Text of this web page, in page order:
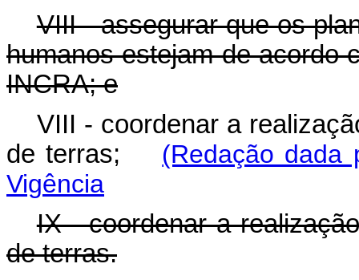
VIII - assegurar que os
humanos estejam de acordo
INCRA; e
VIII - coordenar a
de terras; (Redação dada
Vigência
IX - coordenar a
de terras.